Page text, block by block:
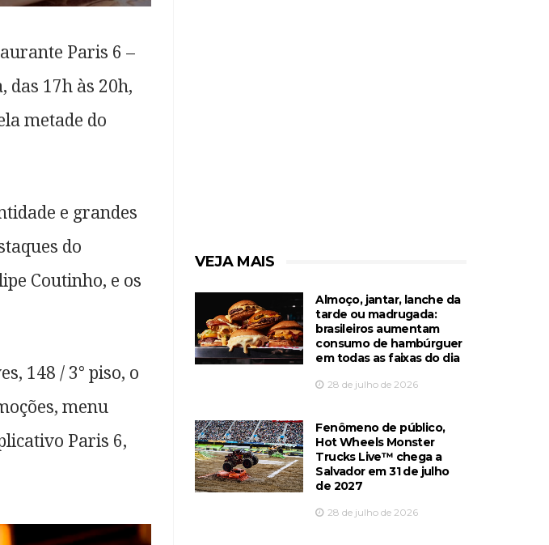
Paris 6 –
das 17h às 20h,
metade do
e grandes
do
Coutinho, e os
148 / 3° piso, o
menu
Paris 6,
VEJA MAIS
Almoço, jantar, lanche da
tarde ou madrugada:
brasileiros aumentam
consumo de hambúrguer
em todas as faixas do dia
28 de julho de 2026
Fenômeno de público,
Hot Wheels Monster
Trucks Live™️ chega a
Salvador em 31 de julho
de 2027
28 de julho de 2026